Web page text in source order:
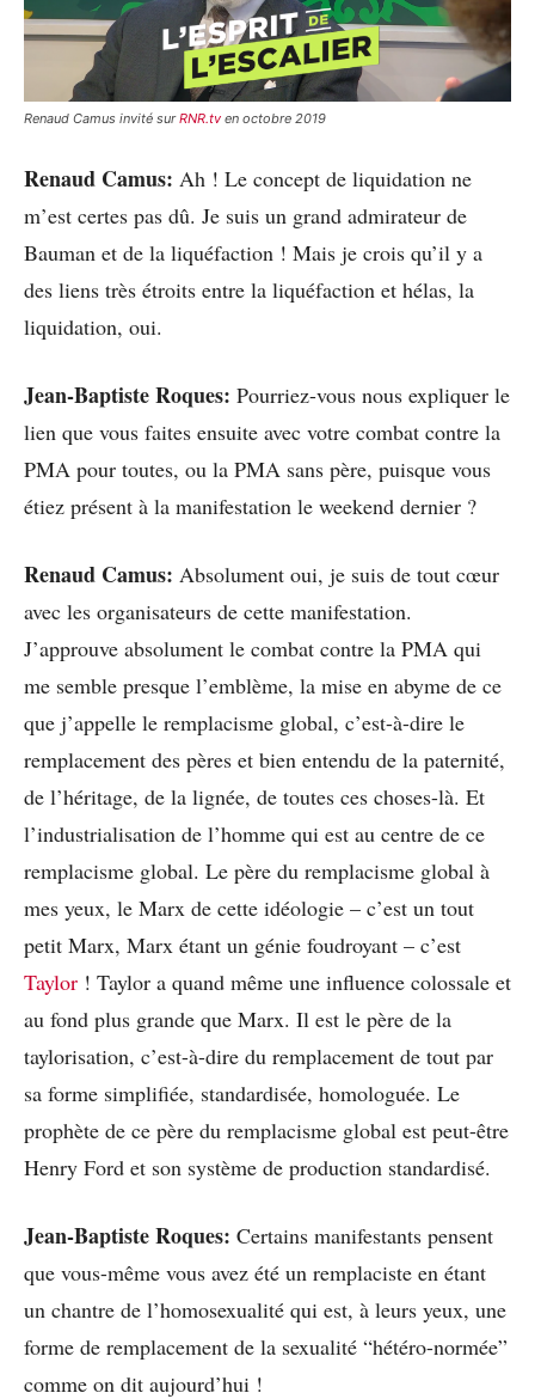
Renaud Camus invité surRNR.tv en octobre 2019
Renaud Camus: Ah ! Le concept de liquidation ne
m’est certes pas dû. Je suis un grand admirateur de
Bauman et de la liquéfaction ! Mais je crois qu’il y a
des liens très étroits entre la liquéfaction et hélas, la
liquidation, oui.
Jean-Baptiste Roques: Pourriez-vous nous expliquer le
lien que vous faites ensuite avec votre combat contre la
PMA pour toutes, ou la PMA sans père, puisque vous
étiez présent à la manifestation le weekend dernier ?
Renaud Camus: Absolument oui, je suis de tout cœur
avec les organisateurs de cette manifestation.
J’approuve absolument le combat contre la PMA qui
me semble presque l’emblème, la mise en abyme de ce
que j’appelle le remplacisme global, c’est-à-dire le
remplacement des pères et bien entendu de la paternité,
de l’héritage, de la lignée, de toutes ces choses-là. Et
l’industrialisation de l’homme qui est au centre de ce
remplacisme global. Le père du remplacisme global à
mes yeux, le Marx de cette idéologie – c’est un tout
petit Marx, Marx étant un génie foudroyant – c’est
Taylor ! Taylor a quand même une influence colossale et
au fond plus grande que Marx. Il est le père de la
taylorisation, c’est-à-dire du remplacement de tout par
sa forme simplifiée, standardisée, homologuée. Le
prophète de ce père du remplacisme global est peut-être
Henry Ford et son système de production standardisé.
Jean-Baptiste Roques: Certains manifestants pensent
que vous-même vous avez été un remplaciste en étant
un chantre de l’homosexualité qui est, à leurs yeux, une
forme de remplacement de la sexualité “hétéro-normée”
comme on dit aujourd’hui !